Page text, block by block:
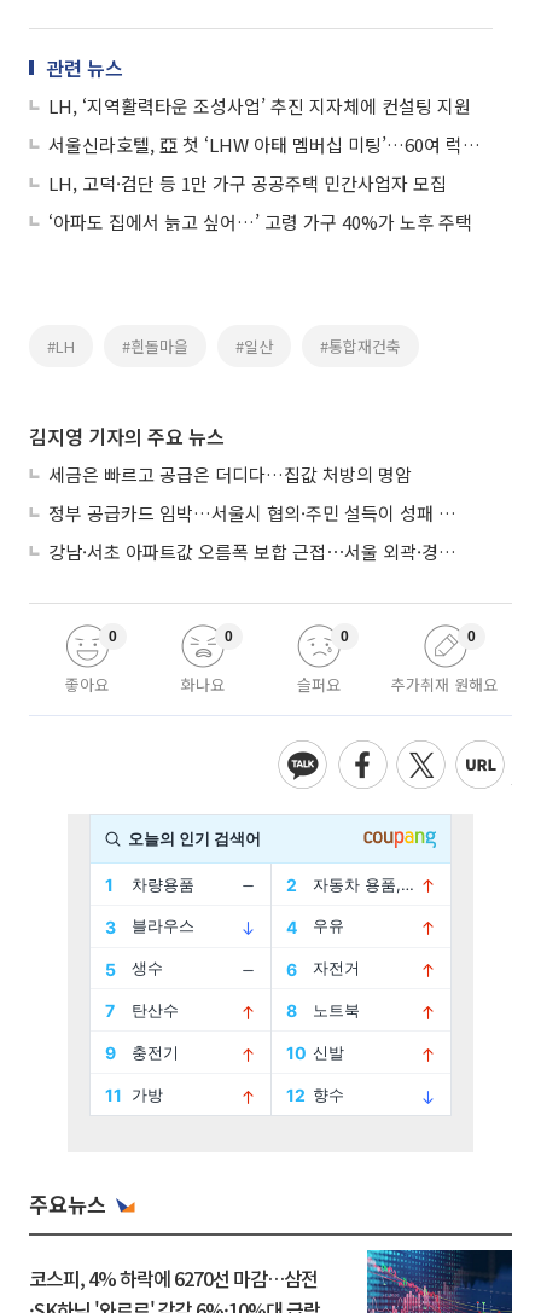
관련 뉴스
LH, ‘지역활력타운 조성사업’ 추진 지자체에 컨설팅 지원
서울신라호텔, 亞 첫 ‘LHW 아태 멤버십 미팅’…60여 럭셔리 호텔 대표 한자리에
LH, 고덕·검단 등 1만 가구 공공주택 민간사업자 모집
‘아파도 집에서 늙고 싶어…’ 고령 가구 40%가 노후 주택
#LH #흰돌마을 #일산 #통합재건축
김지영 기자의 주요 뉴스
세금은 빠르고 공급은 더디다…집값 처방의 명암
정부 공급카드 임박…서울시 협의·주민 설득이 성패 가른다
강남·서초 아파트값 오름폭 보합 근접⋯서울 외곽·경기 남부 중심 매수세
좋아요
0
화나요
0
슬퍼요
0
추가취재 원해요
0
주요뉴스
코스피, 4% 하락에 6270선 마감…삼전